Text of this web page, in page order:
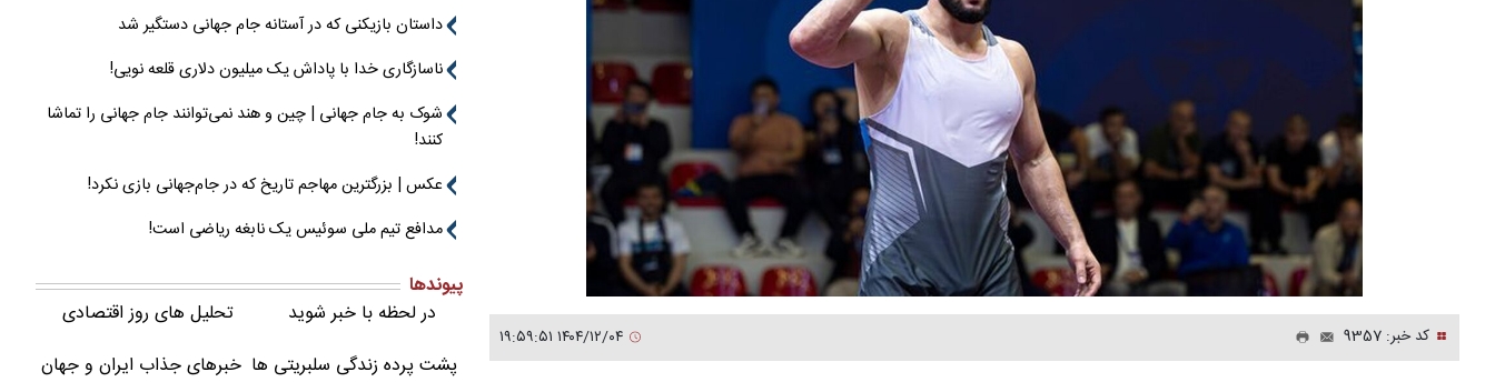
کد خبر: 9357
داستان بازیکنی که در آستانه جام جهانی دستگیر شد
ناسازگاری خدا با پاداش یک میلیون دلاری قلعه نویی!
شوک به جام جهانی | چین و هند نمی‌توانند جام جهانی را تماشا
کنند!
عکس | بزرگترین مهاجم تاریخ که در جام‌جهانی بازی نکرد!
مدافع تیم ملی سوئیس یک نابغه ریاضی است!
پیوندها
در لحظه با خبر شوید
تحلیل های روز اقتصادی
پشت پرده زندگی سلبریتی ها خبرهای جذاب ایران و جهان